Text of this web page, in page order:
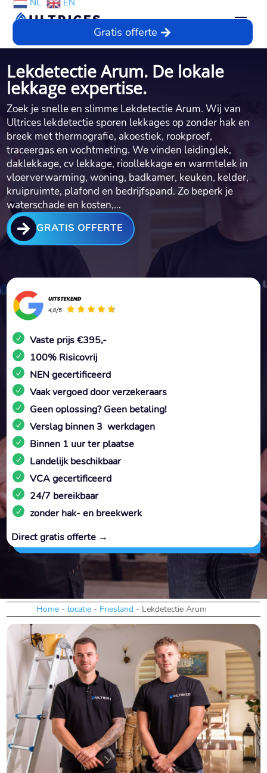
NL EN
Gratis offerte
Lekdetectie Arum. De lokale
lekkage expertise.
Zoek je snelle en slimme Lekdetectie Arum.​ Wij van
Ultrices lekdetectie sporen lekkages op zonder hak en
breek met thermografie, akoestiek, rookproef,
traceergas en vochtmeting.​ We vinden leidinglek,
daklekkage, cv lekkage, rioollekkage en warmtelek in
vloerverwarming, woning, badkamer, keuken, kelder,
kruipruimte, plafond en bedrijfspand.​ Zo beperk je
waterschade en kosten,…
 GRATIS OFFERTE
Vaste prijs €395,-
100% Risicovrij
NEN gecertificeerd
Vaak vergoed door verzekeraars
Geen oplossing? Geen betaling!
Verslag binnen 3 werkdagen
Binnen 1 uur ter plaatse
Landelijk beschikbaar
VCA gecertificeerd
24/7 bereikbaar
zonder hak- en breekwerk
Direct gratis offerte →
Home - locatie - Friesland - Lekdetectie Arum